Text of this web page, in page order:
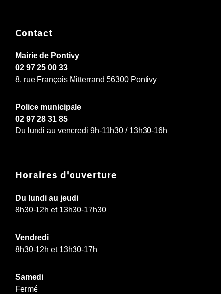
Contact
Mairie de Pontivy
02 97 25 00 33
8, rue François Mitterrand 56300 Pontivy
Police municipale
02 97 28 31 85
Du lundi au vendredi 9h-11h30 / 13h30-16h
Horaires d'ouverture
Du lundi au jeudi
8h30-12h et 13h30-17h30
Vendredi
8h30-12h et 13h30-17h
Samedi
Fermé